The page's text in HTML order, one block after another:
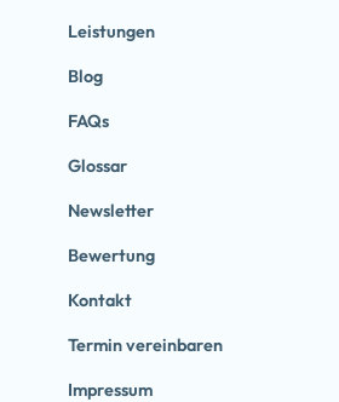
Leistungen
Blog
FAQs
Glossar
Impressum
Newsletter
Bewertung
Kontakt
Termin vereinbaren